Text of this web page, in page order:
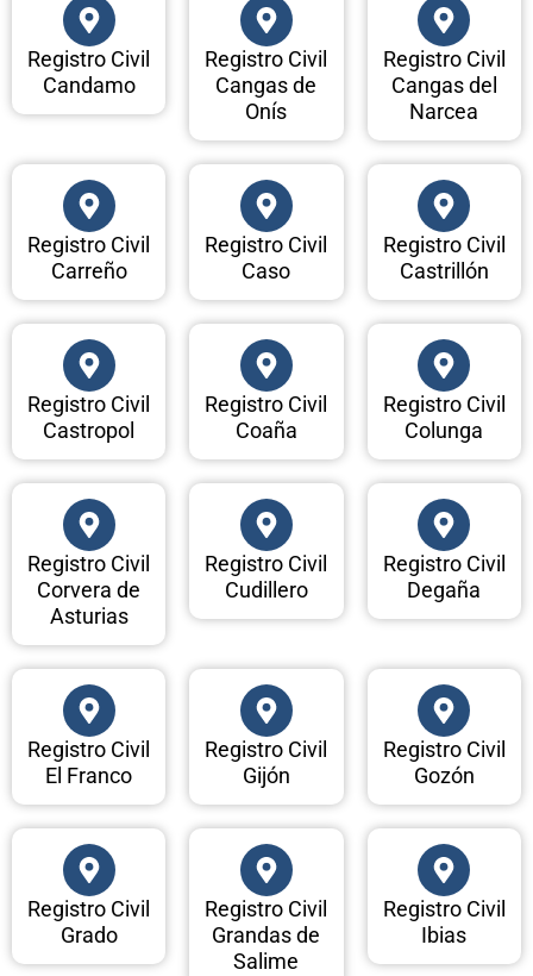
Registro Civil
Candamo
Registro Civil
Cangas de
Onís
Registro Civil
Cangas del
Narcea
Registro Civil
Carreño
Registro Civil
Caso
Registro Civil
Castrillón
Registro Civil
Castropol
Registro Civil
Coaña
Registro Civil
Colunga
Registro Civil
Corvera de
Asturias
Registro Civil
Cudillero
Registro Civil
Degaña
Registro Civil
El Franco
Registro Civil
Gijón
Registro Civil
Gozón
Registro Civil
Grado
Registro Civil
Grandas de
Salime
Registro Civil
Ibias